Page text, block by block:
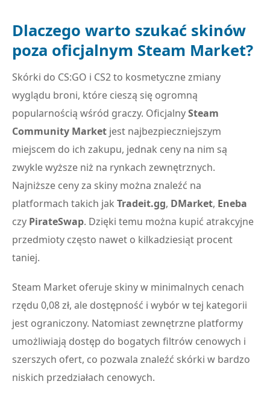
Dlaczego warto szukać skinów
poza oficjalnym Steam Market?
Skórki do CS:GO i CS2 to kosmetyczne zmiany
wyglądu broni, które cieszą się ogromną
popularnością wśród graczy. OficjalnySteam
Community Market jest najbezpieczniejszym
miejscem do ich zakupu, jednak ceny na nim są
zwykle wyższe niż na rynkach zewnętrznych.
Najniższe ceny za skiny można znaleźć na
platformach takich jak Tradeit.gg, DMarket, Eneba
czy PirateSwap. Dzięki temu można kupić atrakcyjne
przedmioty często nawet o kilkadziesiąt procent
taniej.
Steam Market oferuje skiny w minimalnych cenach
rzędu 0,08 zł, ale dostępność i wybór w tej kategorii
jest ograniczony. Natomiast zewnętrzne platformy
umożliwiają dostęp do bogatych filtrów cenowych i
szerszych ofert, co pozwala znaleźć skórki w bardzo
niskich przedziałach cenowych.